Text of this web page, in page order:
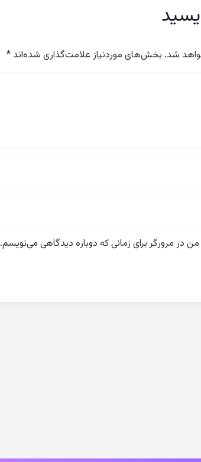
شد. بخش‌های موردنیاز علامت‌گذاری شده‌اند *
در مرورگر برای زمانی که دوباره دیدگاهی می‌نویسم.